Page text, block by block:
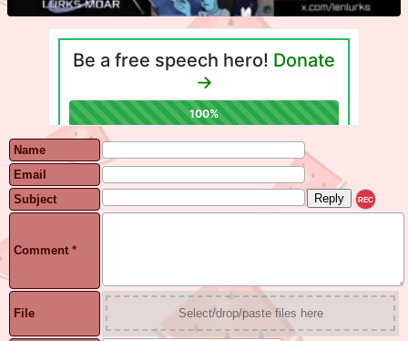
Name
Email
Subject
REC
Comment *
File Select/drop/paste files here